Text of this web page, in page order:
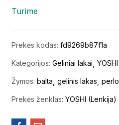
Turime
Prekės kodas: fd9269b87f1a
Kategorijos: Geliniai lakai YOSHI
Žymos: balta gelinis lakas perlo
Prekės ženklas: YOSHI (Lenkija)